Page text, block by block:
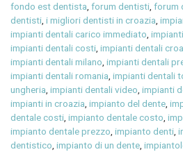
fondo est dentista ,forum dentisti ,forum
dentisti ,i migliori dentisti in croazia ,
impianti dentali carico immediato ,
impianti dentali costi ,impianti dentali
impianti dentali milano ,impianti dentali
impianti dentali romania ,impianti dentali
ungheria ,impianti dentali video ,impianti
impianti in croazia ,impianto del dente ,
dentale costi ,impianto dentale costo ,
impianto dentale prezzo ,impianto denti ,
dentistico ,impianto di un dente ,